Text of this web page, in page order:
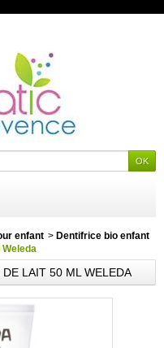
enfant > Dentifrice bio enfant
LAIT 50 ML WELEDA